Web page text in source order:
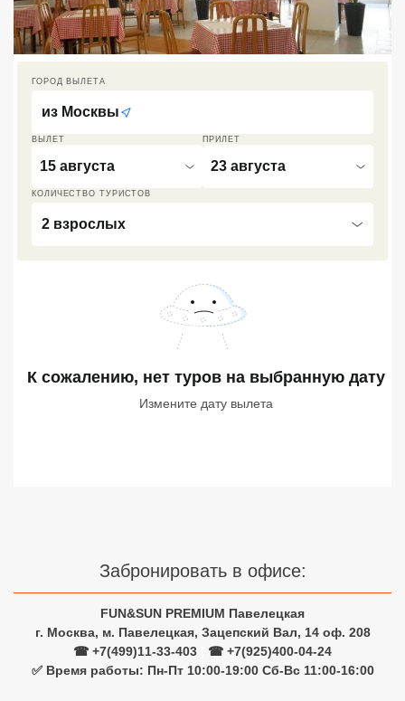
ВЫЛЕТ
15 августа
ПРИЛЕТ
23 августа
КОЛИЧЕСТВО ТУРИСТОВ
2 взрослых
ГОРОД ВЫЛЕТА
из Москвы
К сожалению, нет туров на выбранную дату
Измените дату вылета
Забронировать в офисе:
FUN&SUN PREMIUM Павелецкая
г. Москва, м. Павелецкая, Зацепский Вал, 14 оф. 208
☎ +7(499)11-33-403
☎ +7(925)400-04-24
✅ Время работы: Пн-Пт 10:00-19:00 Сб-Вс 11:00-16:00
Экскурсионные туры
Сетевые отели Вьетнама
Сетевые отели Мальдив